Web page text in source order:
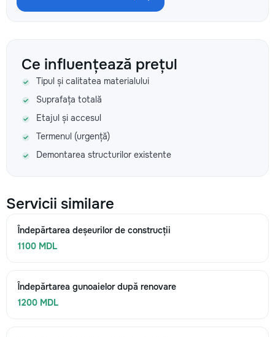
Ce influențează prețul
Tipul și calitatea materialului
Suprafața totală
Etajul și accesul
Termenul (urgență)
Demontarea structurilor existente
Servicii similare
Îndepărtarea deșeurilor de construcții
1100 MDL
Îndepărtarea gunoaielor după renovare
1200 MDL